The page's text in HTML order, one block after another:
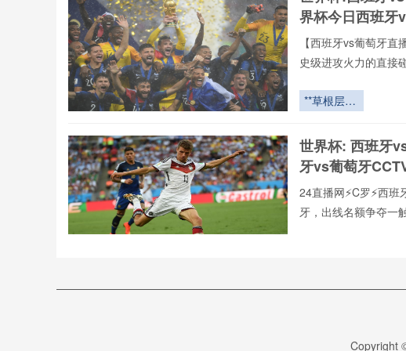
赛生存法则
界杯今日西班牙
【西班牙vs葡萄牙直
史级进攻火力的直接
全年呈现世界杯经
牙vs葡萄牙世界,尽在
罗全球重要西班牙vs
直播网专注顶级西班
**草根层微
世界杯球员
瞬时抓地性
控机理研究
**
世界杯: 西班牙
牙vs葡萄牙
24直播网⚡️C罗⚡️西
牙，出线名额争夺一
用24直播网不花钱
西班牙vs葡萄牙
_西班牙vs葡萄
⚡️C罗⚡️2026美加
Copyright